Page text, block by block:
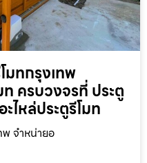
มทกรุงเทพ
ท ครบวงจรที่ ประตู
ไหล่ประตูรีโมท
พ จำหน่ายอ